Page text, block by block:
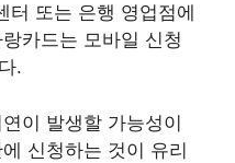
터 또는 은행 영업점에
카드는 모바일 신청
.
이 발생할 가능성이
신청하는 것이 유리